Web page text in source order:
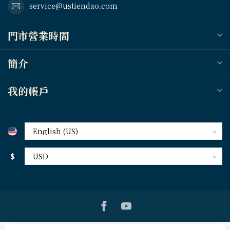
service@ustiendao.com
門市營業時間
簡介
我的帳戶
$